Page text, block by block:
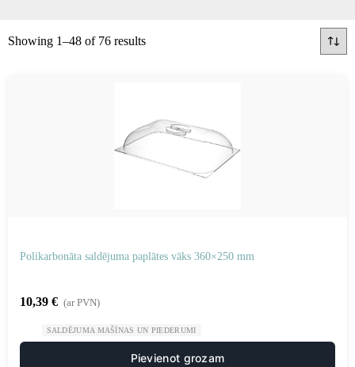
Showing 1–48 of 76 results
Polikarbonāta saldējuma paplātes vāks 360×250 mm
10,39 € (ar PVN)
SALDĒJUMA MAŠĪNAS UN PIEDERUMI
Pievienot grozam